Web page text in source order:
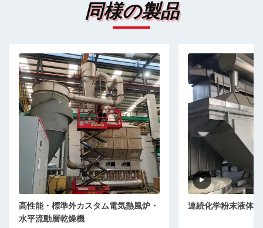
同様の製品
高性能・標準外カスタム電気熱風炉・
水平流動層乾燥機
連続化学粉末液体